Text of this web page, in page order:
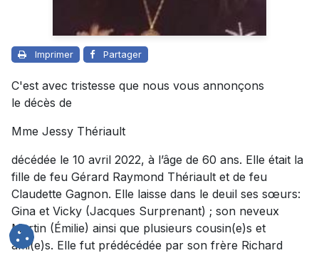
Imprimer Partager
C'est avec tristesse que nous vous annonçons
le décès de
Mme Jessy Thériault
décédée le 10 avril 2022, à l’âge de 60 ans. Elle était la
fille de feu Gérard Raymond Thériault et de feu
Claudette Gagnon. Elle laisse dans le deuil ses sœurs:
Gina et Vicky (Jacques Surprenant) ; son neveux
Martin (Émilie) ainsi que plusieurs cousin(e)s et
ami(e)s. Elle fut prédécédée par son frère Richard